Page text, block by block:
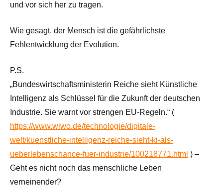
und vor sich her zu tragen.
Wie gesagt, der Mensch ist die gefährlichste
Fehlentwicklung der Evolution.
P.S.
„Bundeswirtschaftsministerin Reiche sieht Künstliche
Intelligenz als Schlüssel für die Zukunft der deutschen
Industrie. Sie warnt vor strengen EU-Regeln.“ (
https://www.wiwo.de/technologie/digitale-
welt/kuenstliche-intelligenz-reiche-sieht-ki-als-
ueberlebenschance-fuer-industrie/100218771.html ) –
Geht es nicht noch das menschliche Leben
verneinender?